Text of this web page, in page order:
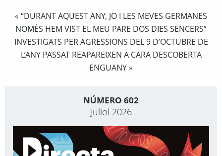
« “DURANT AQUEST ANY, JO I LES MEVES GERMANES
NOMÉS HEM VIST EL MEU PARE DOS DIES SENCERS”
INVESTIGATS PER AGRESSIONS DEL 9 D’OCTUBRE DE
L’ANY PASSAT REAPAREIXEN A CARA DESCOBERTA
ENGUANY »
NÚMERO 602
Juliol 2026